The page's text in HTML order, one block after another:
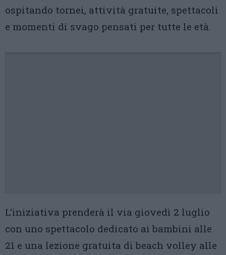
ospitando tornei, attività gratuite, spettacoli
e momenti di svago pensati per tutte le età.
L’iniziativa prenderà il via giovedì 2 luglio
con uno spettacolo dedicato ai bambini alle
21 e una lezione gratuita di beach volley alle